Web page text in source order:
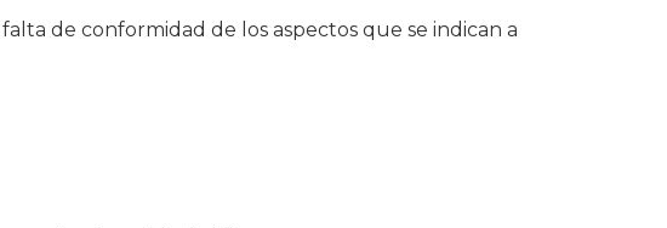
de conformidad de los aspectos que se indican a